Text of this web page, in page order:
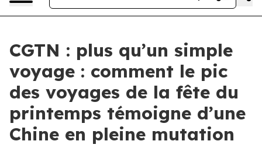
CGTN : plus qu’un simple
voyage : comment le pic
des voyages de la fête du
printemps témoigne d’une
Chine en pleine mutation